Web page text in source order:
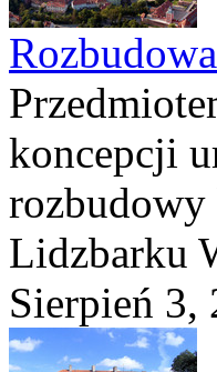
koncepcji
rozbudowy
Lidzbarku
Sierpień 3,